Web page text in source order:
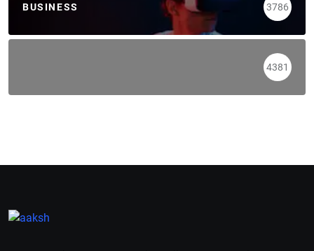
BUSINESS 3786
4381